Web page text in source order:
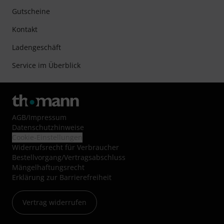
Gutscheine
Kontakt
Ladengeschäft
Service im Überblick
AGB/Impressum
Datenschutzhinweise
Widerrufsrecht für Verbraucher
Bestellvorgang/Vertragsabschluss
Mängelhaftungsrecht
Erklärung zur Barrierefreiheit
Vertrag widerrufen